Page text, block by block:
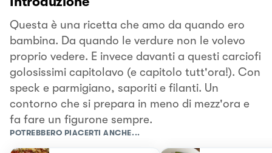
Questa è una ricetta che amo da quando ero
bambina. Da quando le verdure non le volevo
proprio vedere. E invece davanti a questi carciofi
golosissimi capitolavo (e capitolo tutt'ora!). Con
speck e parmigiano, saporiti e filanti. Un
contorno che si prepara in meno di mezz'ora e
fa fare un figurone sempre.
POTREBBERO PIACERTI ANCHE...